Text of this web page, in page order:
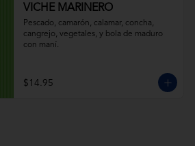
VICHE MARINERO
Pescado, camarón, calamar, concha,
cangrejo, vegetales, y bola de maduro
con maní.
$14.95